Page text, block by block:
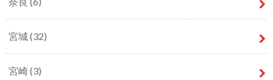
宮城(32)
宮崎(3)